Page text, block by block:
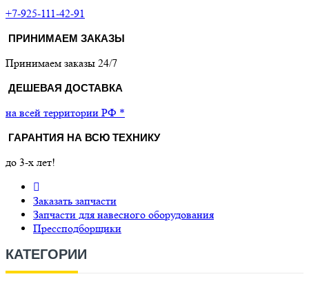
+7-925-111-42-91
ПРИНИМАЕМ ЗАКАЗЫ
Принимаем заказы 24/7
ДЕШЕВАЯ ДОСТАВКА
на всей территории РФ *
ГАРАНТИЯ НА ВСЮ ТЕХНИКУ
до 3-х лет!
Заказать запчасти
Запчасти для навесного оборудования
Прессподборщики
КАТЕГОРИИ